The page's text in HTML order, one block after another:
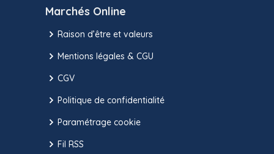
Marchés Online
Raison d’être et valeurs
Mentions légales & CGU
CGV
Politique de confidentialité
Paramétrage cookie
Fil RSS